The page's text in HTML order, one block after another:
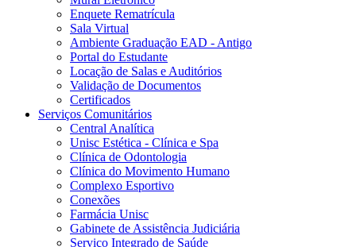
Enquete Rematrícula
Sala Virtual
Ambiente Graduação EAD - Antigo
Portal do Estudante
Locação de Salas e Auditórios
Validação de Documentos
Certificados
Serviços Comunitários
Central Analítica
Unisc Estética - Clínica e Spa
Clínica de Odontologia
Clínica do Movimento Humano
Complexo Esportivo
Conexões
Farmácia Unisc
Gabinete de Assistência Judiciária
Serviço Integrado de Saúde